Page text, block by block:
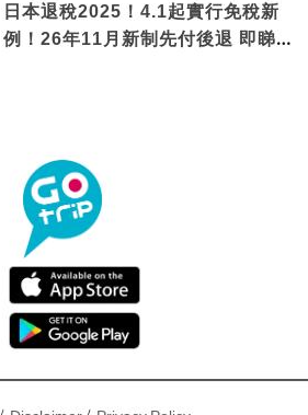
日本退稅2025！4.1起實行免稅新
例！26年11月新制先付後退 即睇步